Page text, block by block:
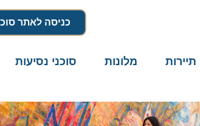
כניסה לאתר סוכנים
מלונות סוכני נסיעות